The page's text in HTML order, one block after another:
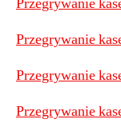
Przegrywanie
Przegrywanie
Przegrywanie